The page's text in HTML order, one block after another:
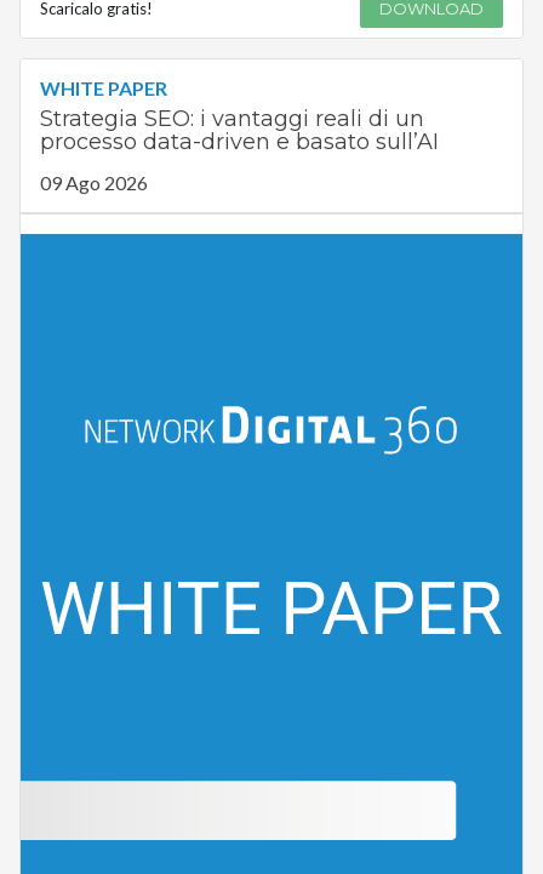
Scaricalo gratis! DOWNLOAD
WHITE PAPER
Strategia SEO: i vantaggi reali di un
processo data-driven e basato sull’AI
09 Ago 2026